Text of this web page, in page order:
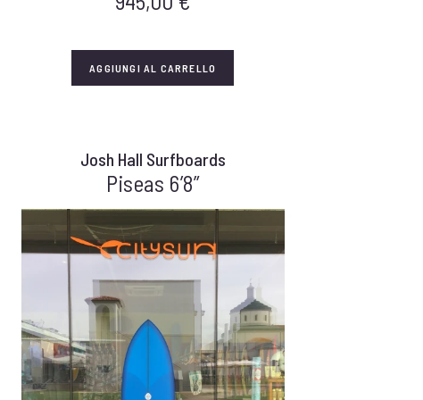
AGGIUNGI AL CARRELLO
Josh Hall Surfboards
Piseas 6’8”